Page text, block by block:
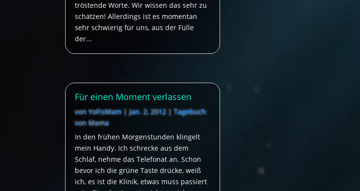
tröstende Worte. Wir wissen das sehr zu
schätzen! Allerdings ist es momentan
sehr schwierig für uns, aus der Fülle
der...
Für einen Moment verlassen
vonYoFisMam|Jan. 2, 2012 |Tagebuch
von Mama
In den frühen Morgenstunden klingelt
mein Handy. Ich schrecke aus dem
Schlaf, nehme das Telefonat an. Schon
bevor ich die grüne Taste drücke, weiß
ich, es ist die Klinik, etwas muss passiert